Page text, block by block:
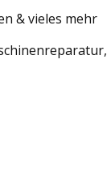
& vieles mehr